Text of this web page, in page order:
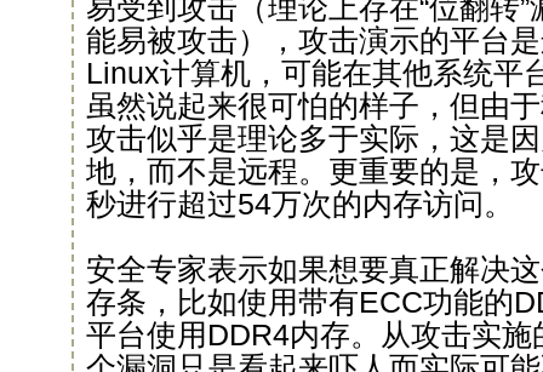
易受到攻击（理论上存在“位翻转
能易被攻击），攻击演示的平台
Linux计算机，可能在其他系统平
虽然说起来很可怕的样子，但由
攻击似乎是理论多于实际，这是
地，而不是远程。更重要的是，
秒进行超过54万次的内存访问。
安全专家表示如果想要真正解决
存条，比如使用带有ECC功能的
平台使用DDR4内存。从攻击实